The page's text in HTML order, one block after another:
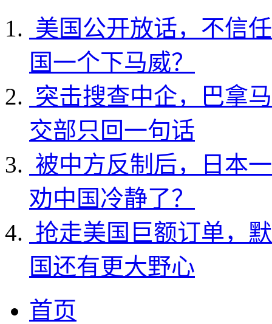
美国公开放话，不信
国一个下马威？
突击搜查中企，巴拿
交部只回一句话
被中方反制后，日本
劝中国冷静了？
抢走美国巨额订单，
国还有更大野心
首页